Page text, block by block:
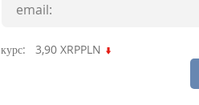
курс: 3,90 XRPPLN